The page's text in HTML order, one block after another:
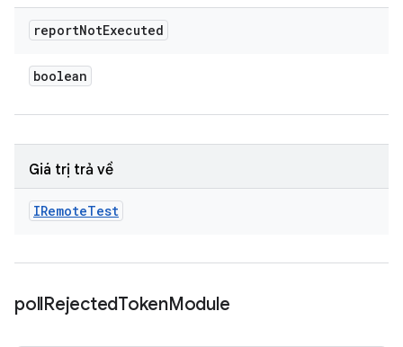
reportNotExecuted
boolean
Giá trị trả về
IRemoteTest
pollRejectedTokenModule